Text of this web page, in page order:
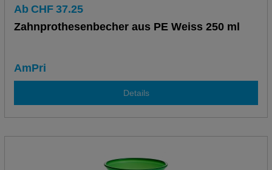
Ab CHF 37.25
Zahnprothesenbecher aus PE Weiss 250 ml
AmPri
Details